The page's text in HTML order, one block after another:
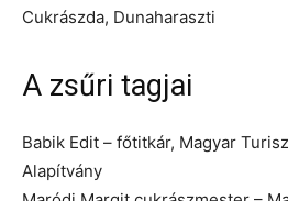
Cukrászda, Dunaharaszti
A zsűri tagjai
Babik Edit – főtitkár, Magyar
Alapítvány